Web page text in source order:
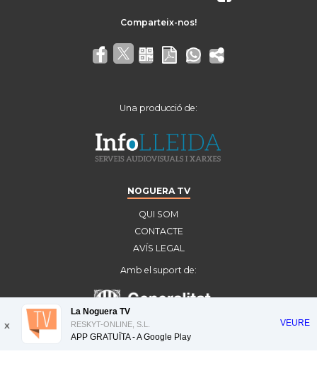
Una producció de:
NOGUERA TV
QUI SOM
CONTACTE
AVÍS LEGAL
Amb el suport de:
x
La Noguera TV
RESKYT-ONLINE, S.L.
APP GRATUÏTA - AGoogle Play
VEURE